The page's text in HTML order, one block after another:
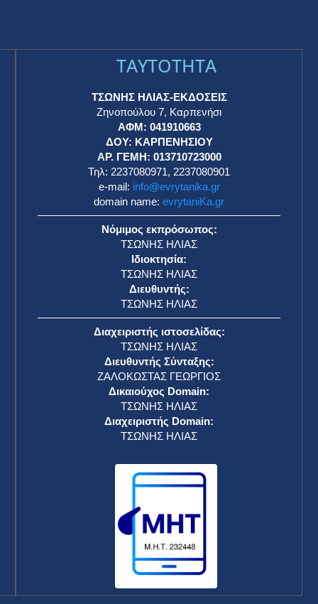
TAYTOTHTA
ΤΣΩΝΗΣ ΗΛΙΑΣ-ΕΚΔΟΣΕΙΣ
Ζηνοπούλου 7, Καρπενήσι
ΑΦΜ: 041910663
ΔΟΥ: ΚΑΡΠΕΝΗΣΙΟΥ
ΑΡ. ΓΕΜΗ: 013710723000
Τηλ: 2237080971, 2237080901
e-mail: info@evrytanika.gr
domain name: evrytaniKa.gr
Νόμιμος εκπρόσωπος:
ΤΣΩΝΗΣ ΗΛΙΑΣ
Ιδιοκτησία:
ΤΣΩΝΗΣ ΗΛΙΑΣ
Διευθυντής:
ΤΣΩΝΗΣ ΗΛΙΑΣ
Διαχειριστής ιστοσελίδας:
ΤΣΩΝΗΣ ΗΛΙΑΣ
Διευθυντής Σύνταξης:
ΖΑΛΟΚΩΣΤΑΣ ΓΕΩΡΓΙΟΣ
Δικαιούχος Domain:
ΤΣΩΝΗΣ ΗΛΙΑΣ
Διαχειριστής Domain:
ΤΣΩΝΗΣ ΗΛΙΑΣ